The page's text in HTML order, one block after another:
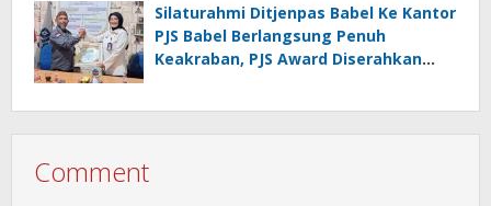
Silaturahmi Ditjenpas Babel Ke Kantor
PJS Babel Berlangsung Penuh
Keakraban, PJS Award Diserahkan
Comment